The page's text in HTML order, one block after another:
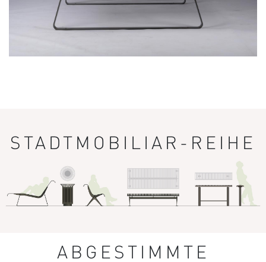
STADTMOBILIAR-REIHE
ABGESTIMMTE